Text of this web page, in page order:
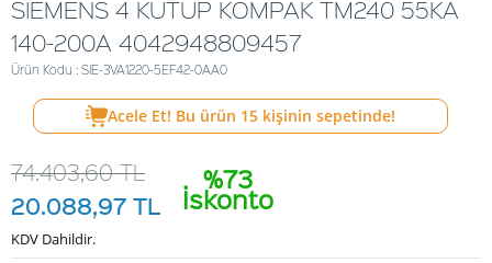
SIEMENS 4 KUTUP KOMPAK TM240 55KA
140-200A 4042948809457
Ürün Kodu : SIE-3VA1220-5EF42-0AA0
Acele Et! Bu ürün 15 kişinin sepetinde!
%73
İskonto
74.403,60TL
20.088,97 TL
KDV Dahildir.